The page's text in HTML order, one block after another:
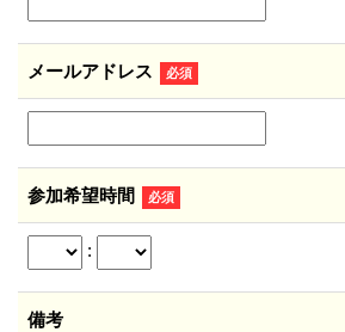
メールアドレス 必須
参加希望時間 必須
:
備考